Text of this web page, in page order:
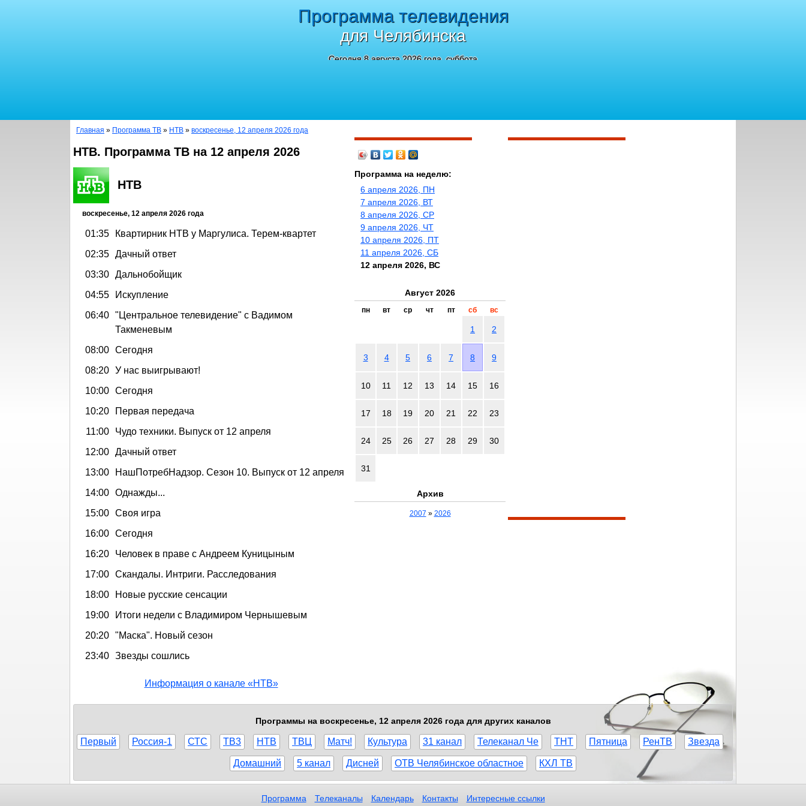
Программа телевидения
для Челябинска
Сегодня 8 августа 2026 года, суббота
Главная » Программа ТВ » НТВ » воскресенье, 12 апреля 2026 года
НТВ. Программа ТВ на 12 апреля 2026
НТВ
воскресенье, 12 апреля 2026 года
01:35
Квартирник НТВ у Маргулиса. Терем-квартет
02:35 Дачный ответ
03:30 Дальнобойщик
04:55
Искупление
06:40 "Центральное телевидение" с Вадимом
Такменевым
08:00 Сегодня
08:20 У нас выигрывают!
10:00 Сегодня
10:20
Первая передача
11:00
Чудо техники. Выпуск от 12 апреля
12:00 Дачный ответ
13:00
НашПотребНадзор. Сезон 10. Выпуск от 12 апреля
14:00 Однажды...
15:00 Своя игра
16:00 Сегодня
16:20
Человек в праве с Андреем Куницыным
17:00 Скандалы. Интриги. Расследования
18:00
Новые русские сенсации
19:00
Итоги недели с Владимиром Чернышевым
20:20 "Маска". Новый сезон
23:40 Звезды сошлись
Информация о канале «НТВ»
Программа на неделю:
6 апреля 2026, ПН
7 апреля 2026, ВТ
8 апреля 2026, СР
9 апреля 2026, ЧТ
10 апреля 2026, ПТ
11 апреля 2026, СБ
12 апреля 2026, ВС
Август 2026
пн вт ср чт пт сб вс
1 2
3 4 5 6 7 8 9
10 11 12 13 14 15 16
17 18 19 20 21 22 23
24 25 26 27 28 29 30
31
Архив
2007 » 2026
Программы на воскресенье, 12 апреля 2026 года для других каналов
Первый Россия-1 СТС ТВ3 НТВ ТВЦ Матч! Культура 31 канал Телеканал Че ТНТ Пятница РенТВ Звезда
Домашний 5 канал Дисней ОТВ Челябинское областное КХЛ ТВ
Программа Телеканалы Календарь Контакты Интересные ссылки